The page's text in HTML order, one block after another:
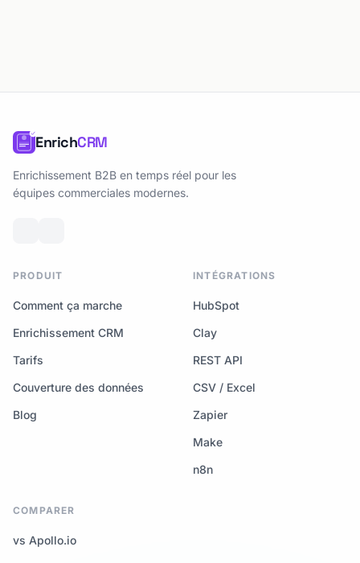
EnrichCRM
Enrichissement B2B en temps réel pour les
équipes commerciales modernes.
PRODUIT
Comment ça marche
Enrichissement CRM
Tarifs
Couverture des données
Blog
INTÉGRATIONS
HubSpot
Clay
REST API
CSV / Excel
Zapier
Make
n8n
COMPARER
vs Apollo.io